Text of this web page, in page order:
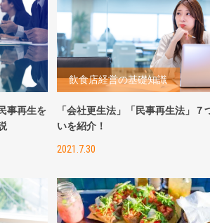
事再生を
飲食店経営の基礎知識
「会社更生法」「民事再生法」７
いを紹介！
2021.7.30